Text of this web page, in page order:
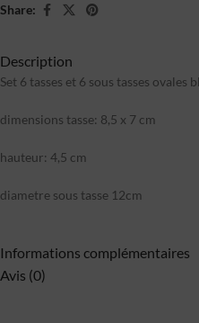
Share:
Description
Set 6 tasses et 6 sous tasses ovales
dimensions tasse: 8,5 x 7 cm
hauteur: 4,5 cm
diametre sous tasse 12cm
Informations complémentaires
Avis (0)